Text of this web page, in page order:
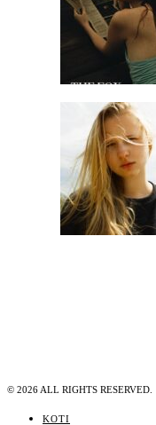
© 2026 ALL RIGHTS RESERVED.
KOTI